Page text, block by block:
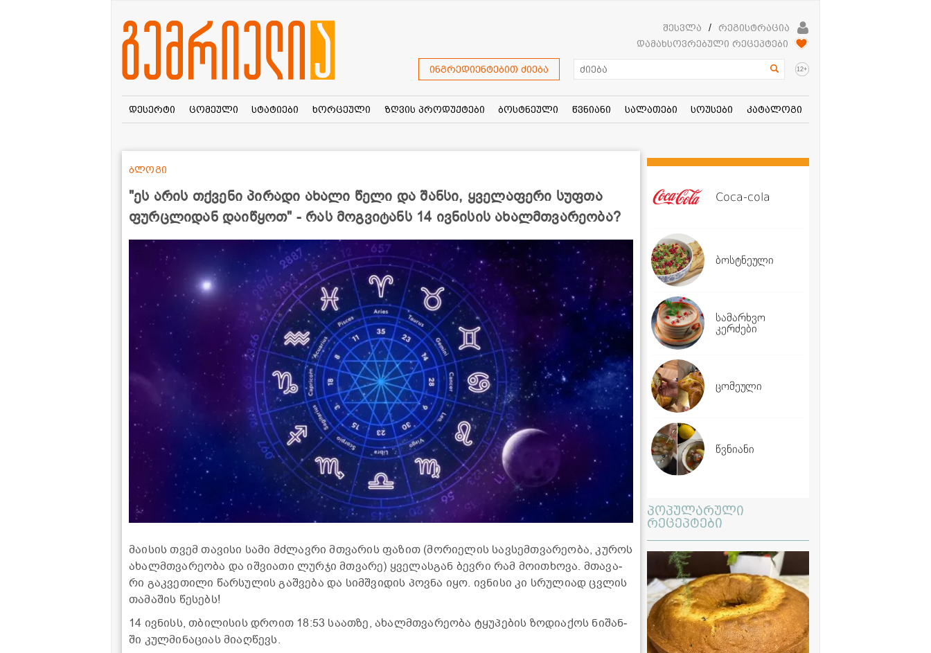
შესვლა /
რეგისტრაცია
დამახსოვრებული რეცეპტები
ინგრედიენტებით ძიება 12+
დესერტი ცომეული სტატიები ხორცეული ზღვის პროდუქტები ბოსტნეული წვნიანი სალათები სოუსები კატალოგი
"ეს არის თქვე­ნი პი­რა­დი ახა­ლი წელი და შან­სი, ყვე­ლა­ფე­რი სუფ­თა
ფურ­ცლი­დან და­ი­წყოთ" - რას მოგვიტანს 14 ივნისის ახალმთვარეობა?
ბლოგი
მა­ი­სის თვემ თა­ვი­სი სამი მძლავ­რი მთვა­რის ფა­ზით (მო­რი­ე­ლის სავ­სემ­თვა­რე­ო­ბა, კუ­როს
ახალმთვა­რე­ო­ბა და იშ­ვი­ა­თი ლურ­ჯი მთვა­რე) ყვე­ლას­გან ბევ­რი რამ მო­ი­თხო­ვა. მთა­ვა­
რი გაკ­ვე­თი­ლი წარ­სუ­ლის გაშ­ვე­ბა და სიმ­შვი­დის პოვ­ნა იყო. ივ­ნი­სი კი სრუ­ლი­ად ცვლის
თა­მა­შის წე­სებს!
14 ივ­ნისს, თბი­ლი­სის დრო­ით 18:53 სა­ათ­ზე, ახალმთვა­რე­ო­ბა ტყუ­პე­ბის ზო­დი­ა­ქოს ნი­შან­
ში კულ­მი­ნა­ცი­ას მი­აღ­წევს.
Coca-cola
ბოსტნეული
სამარხვო
კერძები
ცომეული
წვნიანი
პოპულარული
რეცეპტები